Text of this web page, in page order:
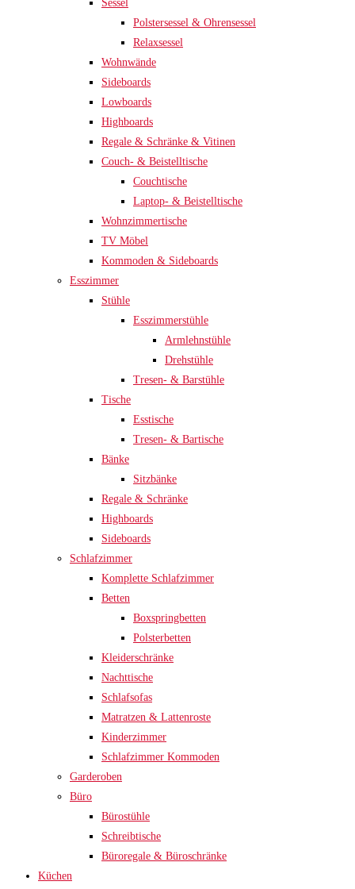
Sessel
Polstersessel & Ohrensessel
Relaxsessel
Wohnwände
Sideboards
Lowboards
Highboards
Regale & Schränke & Vitinen
Couch- & Beistelltische
Couchtische
Laptop- & Beistelltische
Wohnzimmertische
TV Möbel
Kommoden & Sideboards
Esszimmer
Stühle
Esszimmerstühle
Armlehnstühle
Drehstühle
Tresen- & Barstühle
Tische
Esstische
Tresen- & Bartische
Bänke
Sitzbänke
Regale & Schränke
Highboards
Sideboards
Schlafzimmer
Komplette Schlafzimmer
Betten
Boxspringbetten
Polsterbetten
Kleiderschränke
Nachttische
Schlafsofas
Matratzen & Lattenroste
Kinderzimmer
Schlafzimmer Kommoden
Garderoben
Büro
Bürostühle
Schreibtische
Büroregale & Büroschränke
Küchen